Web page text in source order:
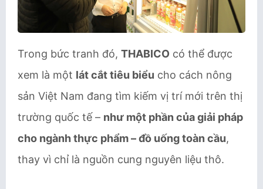
Trong bức tranh đó, THABICO có thể được
xem là một lát cắt tiêu biểu cho cách nông
sản Việt Nam đang tìm kiếm vị trí mới trên thị
trường quốc tế – như một phần của giải pháp
cho ngành thực phẩm – đồ uống toàn cầu,
thay vì chỉ là nguồn cung nguyên liệu thô.